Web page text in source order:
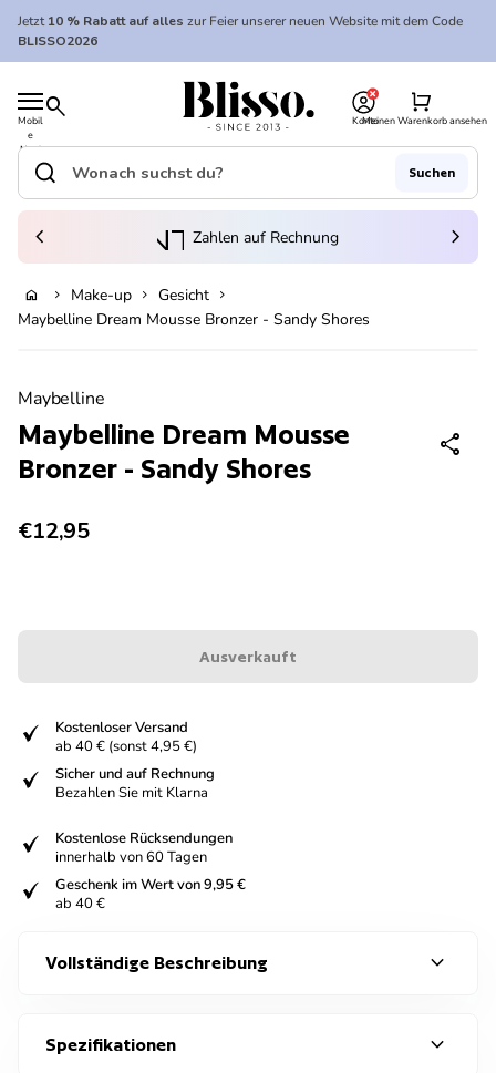
Ausverkauft
Zum Inhalt springen
Jetzt10 % Rabatt auf alles zur Feier unserer neuen Website mit dem Code
BLISSO2026
Mobil
e
Navi
gatio
search
Startseite
Konto
Meinen Warenkorb ansehen
shopping_cart
Startseite
Suche"
search Suchen
(Link öffnet in neuem Tab/Fenster)
Zahlen auf Rechnung
chevron_left chevron_right
home chevron_right Make-up chevron_right Gesicht chevron_right
Maybelline Dream Mousse Bronzer - Sandy Shores
Maybelline
Maybelline Dream Mousse
Bronzer - Sandy Shores
share
Regulärer Preis
€12,95
Ausverkauft
Kostenloser Versand
ab 40 € (sonst 4,95 €)
Sicher und auf Rechnung
Bezahlen Sie mit Klarna
Kostenlose Rücksendungen
innerhalb von 60 Tagen
Geschenk im Wert von 9,95 €
ab 40 €
Vollständige Beschreibung expand_more
Spezifikationen expand_more